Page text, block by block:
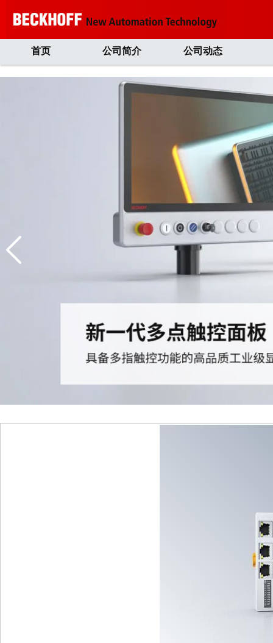
首页 公司简介 公司动态